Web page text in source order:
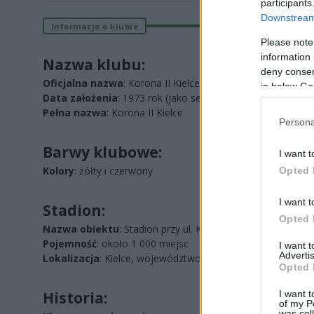
Please
information
deny
in below
I want
Opted
I want
Opted
I want
Opted
I want
of my
Informacje o klubie
Nazwa klubu:
Oficjalna nazwa: Korona II Kielce
Data założenia: 1973 rok (jako sekcja rezerw Korony
Pełna nazwa: Korona II Kielce
Barwy klubowe:
Kolory: żółty i czerwony
Stadion:
Nazwa obiektu: Stadion przy ul. Kusocińskiego w Kielcach
Pojemność: około 1 000 miejsc
Lokalizacja: Kielce, województwo świętokrzyskie
Historia: